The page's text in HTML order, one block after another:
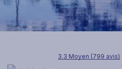
3.3 Moyen (799 avis)